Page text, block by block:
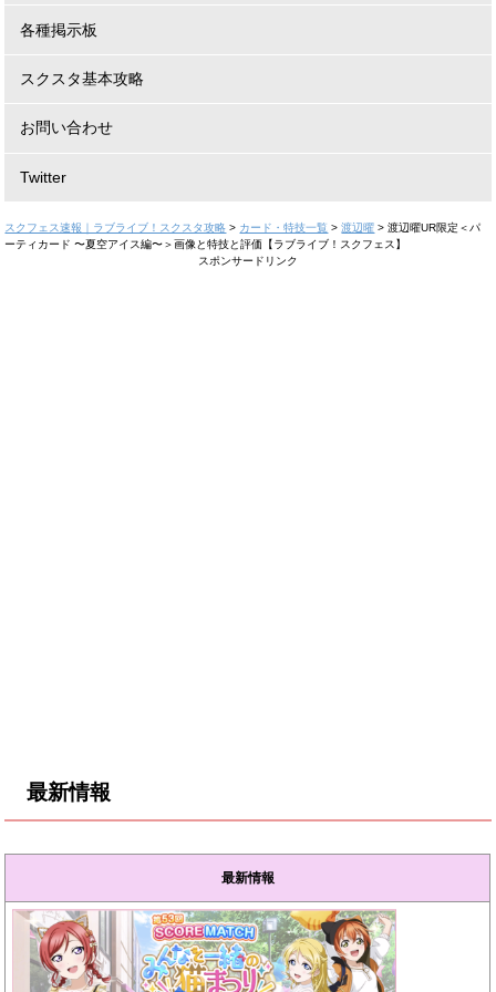
各種掲示板
スクスタ基本攻略
お問い合わせ
Twitter
スクフェス速報｜ラブライブ！スクスタ攻略 > カード・特技一覧 >渡辺曜 >渡辺曜UR限定＜パ
ーティカード 〜夏空アイス編〜＞画像と特技と評価【ラブライブ！スクフェス】
スポンサードリンク
最新情報
最新情報